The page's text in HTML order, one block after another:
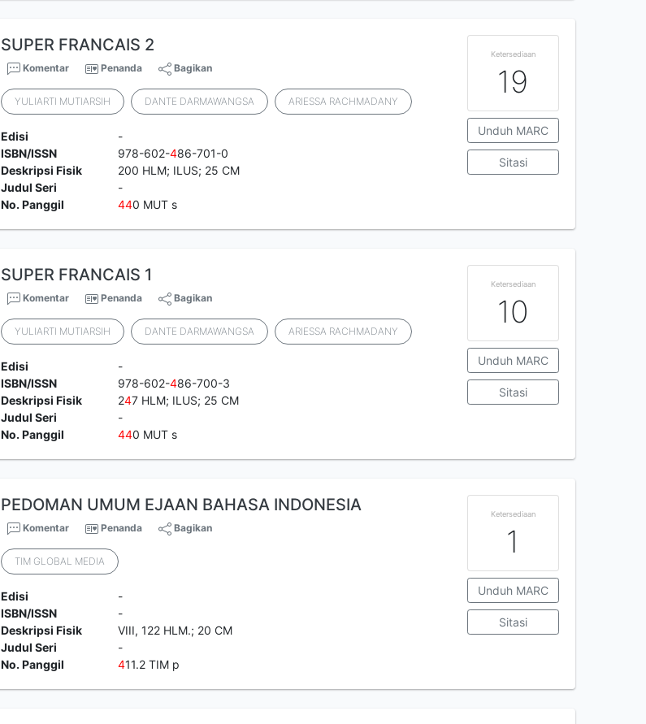
SUPER FRANCAIS 2
Komentar Penanda Bagikan
YULIARTI MUTIARSIH DANTE DARMAWANGSA ARIESSA RACHMADANY
Edisi
-
ISBN/ISSN
978-602-486-701-0
Deskripsi Fisik
200 HLM; ILUS; 25 CM
Judul Seri
-
No. Panggil
440 MUT s
Ketersediaan
19
Unduh MARC
Sitasi
SUPER FRANCAIS 1
Komentar Penanda Bagikan
YULIARTI MUTIARSIH DANTE DARMAWANGSA ARIESSA RACHMADANY
Edisi
-
ISBN/ISSN
978-602-486-700-3
Deskripsi Fisik
247 HLM; ILUS; 25 CM
Judul Seri
-
No. Panggil
440 MUT s
Ketersediaan
10
Unduh MARC
Sitasi
PEDOMAN UMUM EJAAN BAHASA INDONESIA
Komentar Penanda Bagikan
TIM GLOBAL MEDIA
Edisi
-
ISBN/ISSN
-
Deskripsi Fisik
VIII, 122 HLM.; 20 CM
Judul Seri
-
No. Panggil
411.2 TIM p
Ketersediaan
1
Unduh MARC
Sitasi